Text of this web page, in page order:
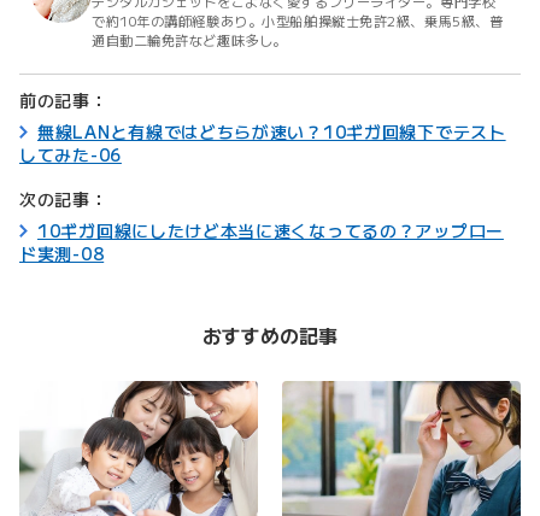
で約10年の講師経験あり。小型船舶操縦士免許2級、乗馬5級、普
通自動二輪免許など趣味多し。
前の記事：
無線LANと有線ではどちらが速い？10ギガ回線下でテスト
してみた-06
次の記事：
10ギガ回線にしたけど本当に速くなってるの？アップロー
ド実測-08
おすすめの記事